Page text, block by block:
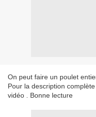
On peut faire un poulet
Pour la description
vidéo . Bonne lecture